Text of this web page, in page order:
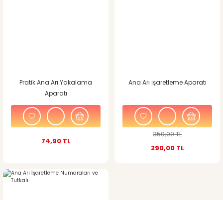
Pratik Ana Arı Yakalama
Aparatı
74,90 TL
Ana Arı İşaretleme Aparatı
350,00 TL
290,00 TL